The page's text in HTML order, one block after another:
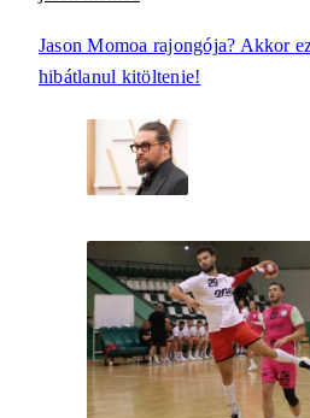
Jason Momoa rajongója? Akkor
hibátlanul kitöltenie!